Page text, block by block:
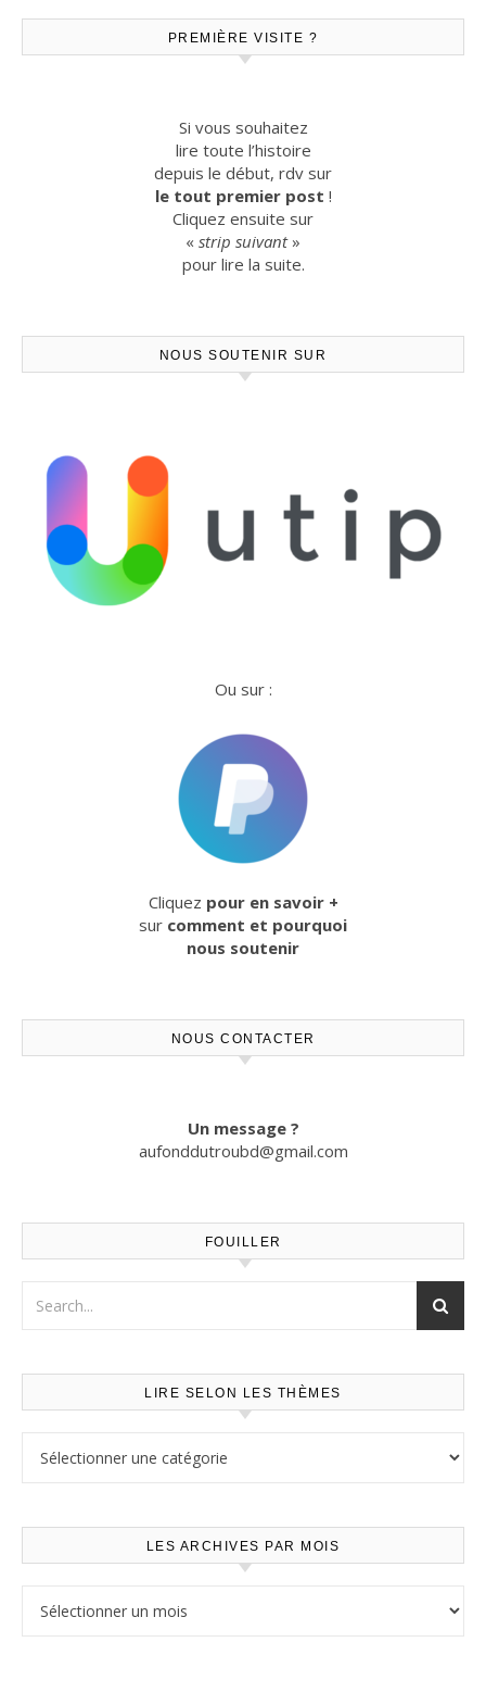
PREMIÈRE VISITE ?
Si vous souhaitez
lire toute l’histoire
depuis le début, rdv sur
le tout premier post !
Cliquez ensuite sur
« strip suivant»
pour lire la suite.
NOUS SOUTENIR SUR
Ou sur :
Cliquez pour en savoir +
sur comment et pourquoi
nous soutenir
NOUS CONTACTER
Un message ?
aufonddutroubd@gmail.com
FOUILLER
LIRE SELON LES THÈMES
LES ARCHIVES PAR MOIS